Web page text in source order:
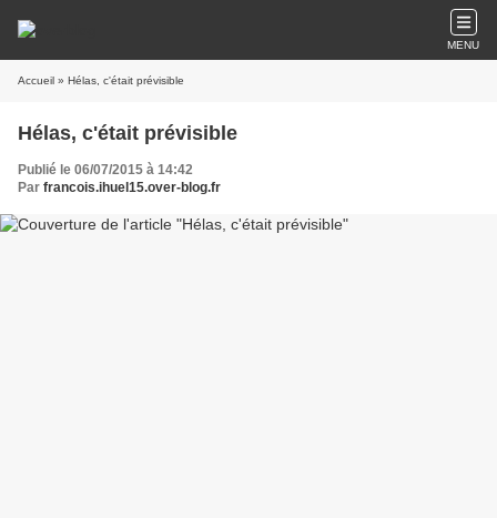
MENU
Accueil » Hélas, c'était prévisible
Hélas, c'était prévisible
Publié le 06/07/2015 à 14:42
Par francois.ihuel15.over-blog.fr